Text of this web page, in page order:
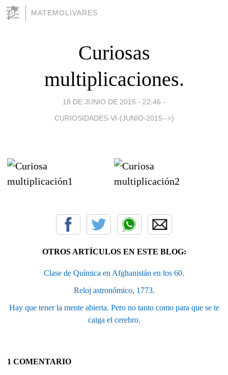
MATEMOLIVARES
Curiosas
multiplicaciones.
18 DE JUNIO DE 2015 - 22:46 -
CURIOSIDADES-VI-(JUNIO-2015-->)
OTROS ARTÍCULOS EN ESTE BLOG:
Clase de Química en Afghanistán en los 60.
Reloj astronómico, 1773.
Hay que tener la mente abierta. Pero no tanto como para que se te
caiga el cerebro.
1 COMENTARIO